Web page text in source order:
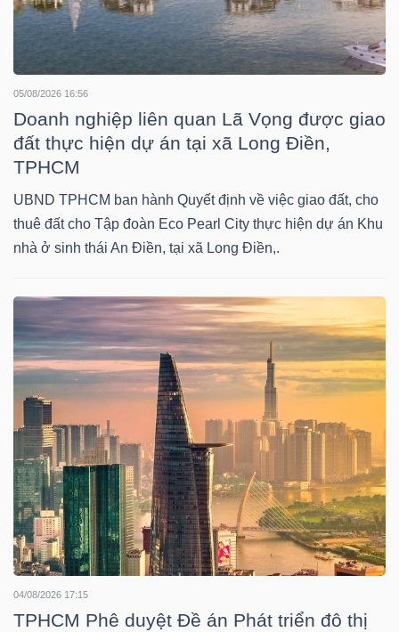
05/08/2026 16:56
Doanh nghiệp liên quan Lã Vọng được giao
đất thực hiện dự án tại xã Long Điền,
TPHCM
UBND TPHCM ban hành Quyết định về việc giao đất, cho
thuê đất cho Tập đoàn Eco Pearl City thực hiện dự án Khu
nhà ở sinh thái An Điền, tại xã Long Điền,.
04/08/2026 17:15
TPHCM Phê duyệt Đề án Phát triển đô thị
NGÀNH
DOANH
NGHIỆP
CỔ
PHÁI
SINH
TRÁI
PHIẾU
CÔNG
CỤ
ĐẦU